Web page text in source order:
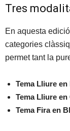
Tres
En aquesta
categories
permet tant la
Tema Lliure
Tema Lliure
Tema Fira en